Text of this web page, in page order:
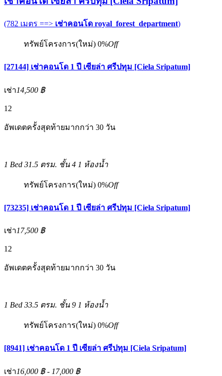
(782 เมตร ==> เช่าคอนโด royal_forest_department)
ทรัพย์โครงการ(ใหม่) 0%Off
[27144] เช่าคอนโด 1 ปี เซียล่า ศรีปทุม [Ciela Sripatum]
เช่า14,500 ฿
12
อัพเดตครั้งสุดท้ายมากกว่า 30 วัน
1 Bed 31.5 ตรม. ชั้น 4 1 ห้องน้ำ
ทรัพย์โครงการ(ใหม่) 0%Off
[73235] เช่าคอนโด 1 ปี เซียล่า ศรีปทุม [Ciela Sripatum]
เช่า17,500 ฿
12
อัพเดตครั้งสุดท้ายมากกว่า 30 วัน
1 Bed 33.5 ตรม. ชั้น 9 1 ห้องน้ำ
ทรัพย์โครงการ(ใหม่) 0%Off
[8941] เช่าคอนโด 1 ปี เซียล่า ศรีปทุม [Ciela Sripatum]
เช่า16,000 ฿ - 17,000 ฿